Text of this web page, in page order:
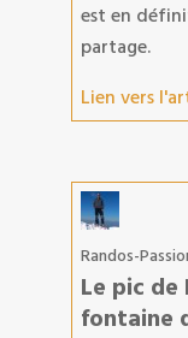
est en
partage.
Lien vers
Randos-
Le pic de
fontaine